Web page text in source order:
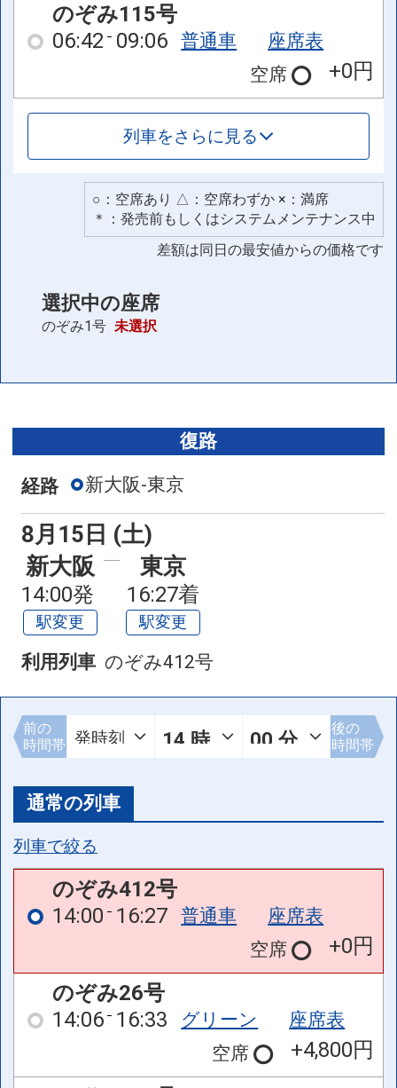
のぞみ115号
06:42 09:06 普通車
座席表
空席
+0円
列車をさらに見る
○：空席あり △：空席わずか ×：満席
＊：発売前もしくはシステムメンテナンス中
差額は同日の最安値からの価格です
選択中の座席
のぞみ1号 未選択
復路
経路 新大阪-東京
8月15日 (土)
新大阪
14:00発
駅変更
東京
16:27着
駅変更
利用列車 のぞみ412号
前の
時間帯
後の
時間帯
通常の列車
列車で絞る
のぞみ412号
14:00 16:27 普通車
座席表
空席
+0円
のぞみ26号
14:06 16:33 グリーン
座席表
空席
+4,800円